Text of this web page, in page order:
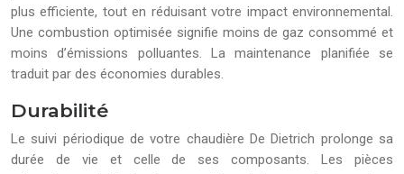
plus efficiente, tout en réduisant votre impact environnemental.
Une combustion optimisée signifie moins de gaz consommé et
moins d’émissions polluantes. La maintenance planifiée se
traduit par des économies durables.
Durabilité
Le suivi périodique de votre chaudière De Dietrich prolonge sa
durée de vie et celle de ses composants. Les pièces